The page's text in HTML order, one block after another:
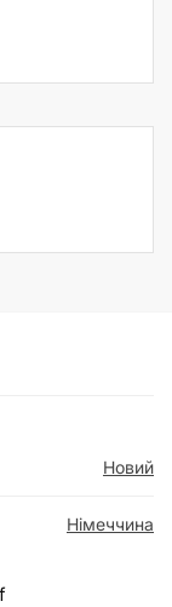
Новий
Німеччина